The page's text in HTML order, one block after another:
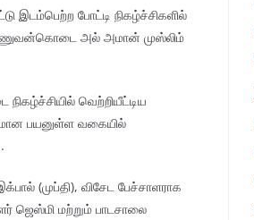
இடம்பெற்ற போட்டி நிகழ்ச்சிகளில்
மிணுவன்கொடை அல் அமான் முஸ்லிம்
வெற்றியீட்டிய
பயனுள்ள வகையில்
(முப்தி), விசேட பேச்சாளராக
மற்றும் பாடசாலை